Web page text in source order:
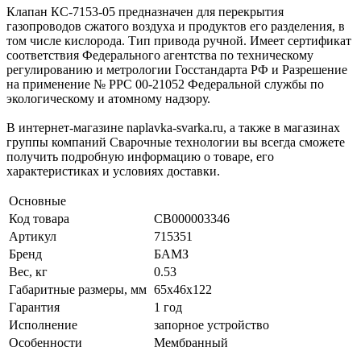
Клапан КС-7153-05 предназначен для перекрытия
газопроводов сжатого воздуха и продуктов его разделения, в
том числе кислорода. Тип привода ручной. Имеет сертификат
соответствия Федерального агентства по техническому
регулированию и метрологии Госстандарта РФ и Разрешение
на применение № РРС 00-21052 Федеральной службы по
экологическому и атомному надзору.
В интернет-магазине naplavka-svarka.ru, а также в магазинах
группы компаний Сварочные технологии вы всегда сможете
получить подробную информацию о товаре, его
характеристиках и условиях доставки.
Основные
Код товара
СВ000003346
Артикул
715351
Бренд
БАМЗ
Вес, кг
0.53
Габаритные размеры, мм 65х46х122
Гарантия
1 год
Исполнение
запорное устройство
Особенности
Мембранный